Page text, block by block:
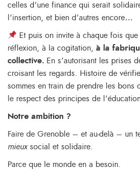
celles d’une finance qui serait
l’insertion, et bien d’autres encore…
Et puis on invite à chaque fois
réflexion, à la cogitation, à la
collective. En s’autorisant les prises
croisant les regards. Histoire de
sommes en train de prendre les bons
le respect des principes de
Notre ambition ?
Faire de Grenoble – et au-delà – un
mieuxsocial et solidaire.
Parce que le monde en a besoin.